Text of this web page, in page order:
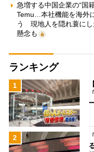
急増する中国企業の“国
Temu…本社機能を海外
う 現地人を隠れ蓑にし
懸念も
ランキング
1
2